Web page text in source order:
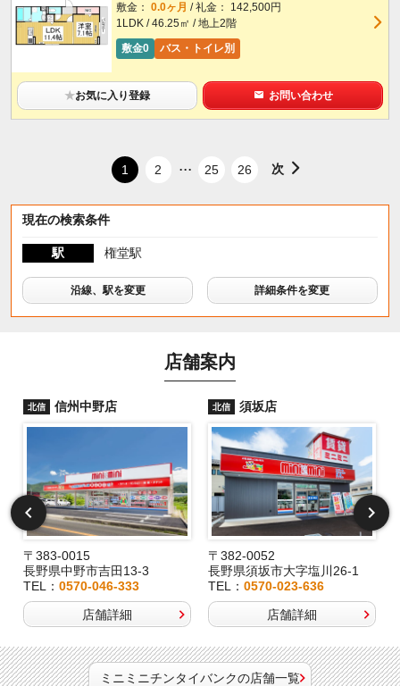
敷金： 0.0ヶ月 / 礼金： 142,500円
1LDK / 46.25㎡ / 地上2階
敷金0
バス・トイレ別
★お気に入り登録 お問い合わせ
1 2 ... 25 26 次
現在の検索条件
駅 権堂駅
沿線、駅を変更 詳細条件を変更
店舗案内
北信 信州中野店
〒383-0015
長野県中野市吉田13-3
TEL： 0570-046-333
店舗詳細
北信 須坂店
〒382-0052
長野県須坂市大字塩川26-1
TEL：0570-023-636
店舗詳細
ミニミニチンタイバンクの店舗一覧